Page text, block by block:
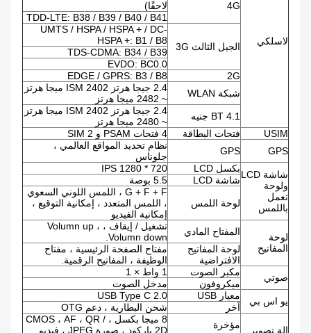
لاسلكي
4G
لاحقًا)
TDD-LTE: B38 / B39 / B40 / B41
الجيل الثالث 3G
UMTS / HSPA / HSPA + / DC-
HSPA +: B1 / B8
TDS-CDMA: B34 / B39
EVDO: BC0.0
2G
EDGE / GPRS: B3 / B8
شبكة WLAN
2.4 جيجا هرتز ISM 2402 ميجا هرتز
~ 2482 ميجا هرتز
BT 4.1 جنيه
2.4 جيجا هرتز ISM 2402 ميجا هرتز
~ 2480 ميجا هرتز
USIM
فتحات البطاقة
4 فتحات PSAM و 2 SIM
GPS
GPS
نظام تحديد المواقع العالمي ،
جلوناس
شاشة LCD
ولوحة
تعمل
باللمس
بكسل LCD
720 * 1280 IPS
شاشة LCD
5.5 بوصة
لوحة اللمس
G + F + F ، اللمس اللوني السعوي
، اللمس المتعدد ، إمكانية التوقيع ،
إمكانية الفيديو
لوحة
المفاتيح
المفتاح المادي
تشغيل / إيقاف ، Volumn up ،
Volumn down.
لوحة المفاتيح
الافتراضية
مفتاح الصفحة الرئيسية ، مفتاح
الوظيفة ، المفاتيح الرقمية.
صوتي
مكبر الصوت
1 واط × 1
ميكروفون
مدخل الصوت
يو اس بي
معيار USB
USB Type C 2.0
آخر
شحن البطارية ، دعم OTG
الة تصوير مؤخرة
8 ميجا بكسل ، CMOS ، AF ، QR /
2D باركود ، صورة JPEG ، فيديو.